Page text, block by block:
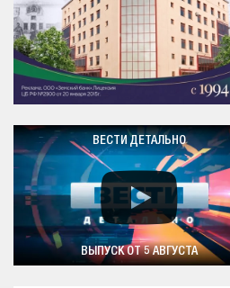
ВЕСТИ ДЕТАЛЬНО
ВЫПУСК ОТ 5 АВГУСТА